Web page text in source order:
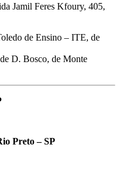
Jamil Feres Kfoury, 405,
de Ensino – ITE, de
D. Bosco, de Monte
Preto – SP